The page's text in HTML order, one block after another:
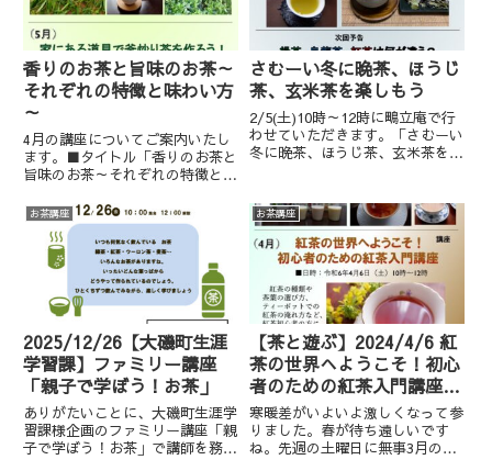
香りのお茶と旨味のお茶～
それぞれの特徴と味わい方
～
4月の講座についてご案内いたし
ます。■タイトル「香りのお茶と
旨味のお茶～それぞれの特徴と味
日（土）10時～12時※基本的に
毎月第一土曜日■参加費：2000
円（お茶、菓子、入庵料込）■お
申込み方法鴫立庵TEL...
さむーい冬に晩茶、ほうじ
茶、玄米茶を楽しもう
2/5(土)10時～12時に鴫立庵で行
わせていただきます。「さむーい
冬に晩茶、ほうじ茶、玄米茶を楽
ぴったりです♪感染者が拡大し、
まん防も出て、落ち着かない状況
ですので、いつも以上に...
お茶講座
2025/12/26【大磯町生涯
学習課】ファミリー講座
「親子で学ぼう！お茶」
ありがたいことに、大磯町生涯学
習課様企画のファミリー講座「親
子で学ぼう！お茶」で講師を務め
お茶講座
【茶と遊ぶ】2024/4/6 紅
茶の世界へようこそ！初心
者のための紅茶入門講座
（講座）
寒暖差がいよいよ激しくなって参
りました。春が待ち遠しいです
ね。先週の土曜日に無事3月の